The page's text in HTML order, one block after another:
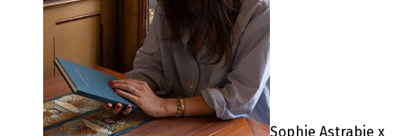
Sophie Astrabie x